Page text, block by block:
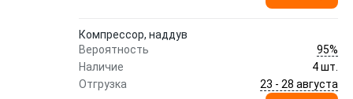
Компрессор, наддув
Вероятность
95%
Наличие
4 шт.
Отгрузка
23 - 28 августа